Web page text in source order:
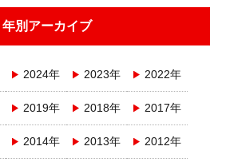
年別アーカイブ
2024年 2023年 2022年
2019年 2018年 2017年
2014年 2013年 2012年